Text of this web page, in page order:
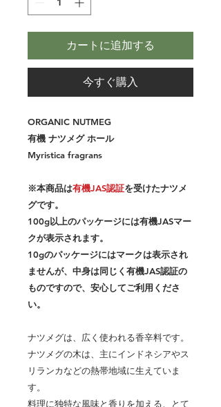
カートに追加する
今すぐ購入
ORGANIC NUTMEG
有機 ナツメグ ホール
Myristica fragrans
※本商品は有機JAS認証を受けたナツメ
グです。
100g以上のパッケージには有機JASマー
クが表示されます。
10gのパッケージにはマークは表示され
ませんが、中身は同じく有機JAS認証の
ものですので、安心してご利用くださ
い。
ナツメグは、広く使われる香辛料です。
ナツメグの木は、主にインドネシアやス
リランカなどの熱帯地域に生えていま
す。
料理に独特な風味と香りを加える、とて